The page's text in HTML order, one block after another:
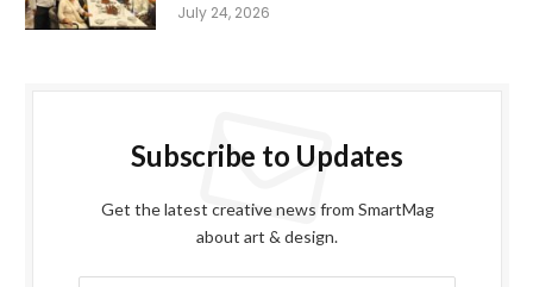
July 24, 2026
Subscribe to Updates
Get the latest creative news from SmartMag
about art & design.